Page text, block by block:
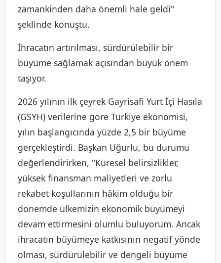
zamankinden daha önemli hale geldi"
şeklinde konuştu.
İhracatın artırılması, sürdürülebilir bir
büyüme sağlamak açısından büyük önem
taşıyor.
2026 yılının ilk çeyrek Gayrisafi Yurt İçi Hasıla
(GSYH) verilerine göre Türkiye ekonomisi,
yılın başlangıcında yüzde 2,5 bir büyüme
gerçekleştirdi. Başkan Uğurlu, bu durumu
değerlendirirken, "Küresel belirsizlikler,
yüksek finansman maliyetleri ve zorlu
rekabet koşullarının hâkim olduğu bir
dönemde ülkemizin ekonomik büyümeyi
devam ettirmesini olumlu buluyorum. Ancak
ihracatın büyümeye katkısının negatif yönde
olması, sürdürülebilir ve dengeli büyüme